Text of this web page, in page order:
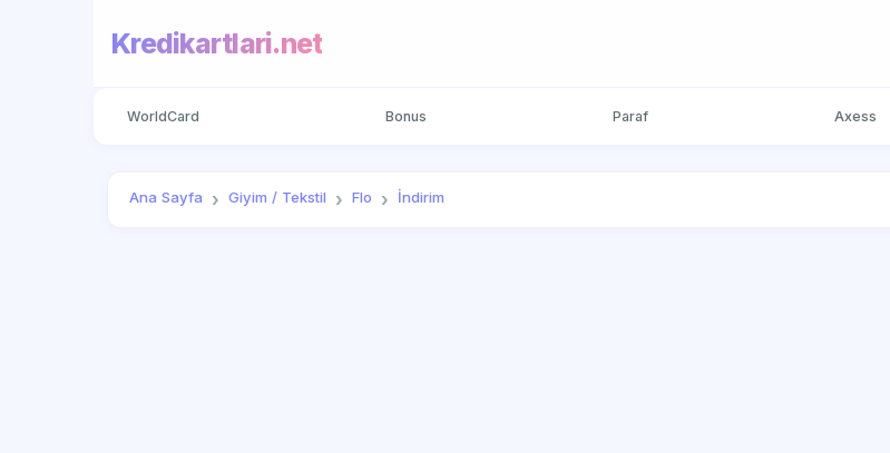
Kredikartlari.net
WorldCard Bonus Paraf Axess
Ana Sayfa Giyim / Tekstil Flo İndirim